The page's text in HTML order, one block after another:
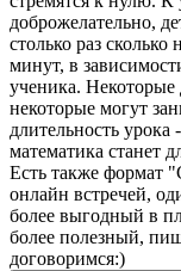
доброжелательно,
столько раз
минут, в
ученика. Некоторые
некоторые могут
длительность
математика станет
Есть также формат
онлайн встречей,
более выгодный в
более полезный,
договоримся:)